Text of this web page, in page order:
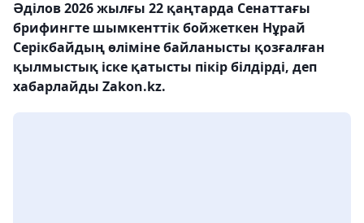
Әділов 2026 жылғы 22 қаңтарда Сенаттағы
брифингте шымкенттік бойжеткен Нұрай
Серікбайдың өліміне байланысты қозғалған
қылмыстық іске қатысты пікір білдірді, деп
хабарлайды Zakon.kz.